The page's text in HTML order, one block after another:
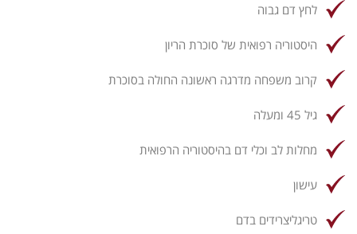
לחץ דם גבוה
היסטוריה רפואית של סוכרת הריון
קרוב משפחה מדרגה ראשונה החולה בסוכרת
גיל 45 ומעלה
מחלות לב וכלי דם בהיסטוריה הרפואית
עישון
טריגליצרידים בדם